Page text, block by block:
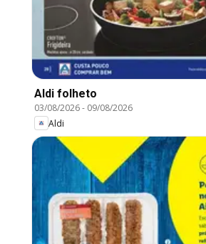
Aldi folheto
03/08/2026- 09/08/2026
Aldi